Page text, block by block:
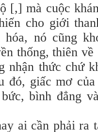
[,] mà cuộc
cho giới
nó cũng
thống, thiên
nhận thức chứ
đó, giấc mơ
bình đẳng
ai cần phải ra